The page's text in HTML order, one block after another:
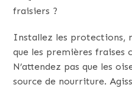
fraisiers ?
Installez les protections,
que les premières fraises
N’attendez pas que les
source de nourriture.